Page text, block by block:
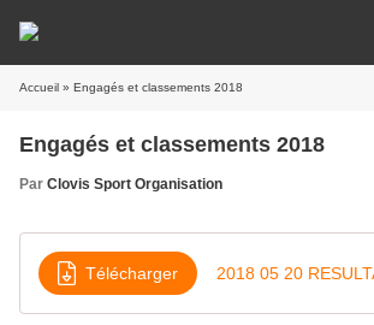
Accueil » Engagés et classements 2018
Engagés et classements 2018
Par Clovis Sport Organisation
Télécharger